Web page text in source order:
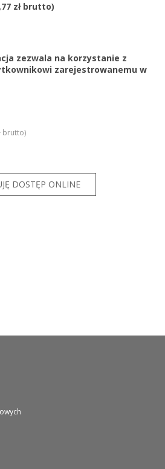
zł brutto)
zezwala na korzystanie z
zarejestrowanemu w
brutto)